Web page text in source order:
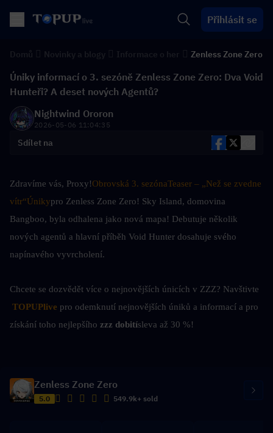
Přihlásit se
Zenless Zone Zero
Úniky informací o 3. sezóně Zenless Zone Zero: Dva Void
Hunteři? A deset nových Agentů?
Nightwind Ororon
2026-05-06 11:04:35
Sdílet na
Zdravíme vás, Proxy!Obrovská 3. sezónaTeaser – „Než se zvedne
vítr“Únikypro Zenless Zone Zero! Sky Island, domovina
Bangboo, byla odhalena jako nová mapa! Debutuje několik
nových agentů a hlavní příběh Void Hunter dosahuje svého
napínavého vyvrcholení.
Chcete se dozvědět více o nejnovějších únicích v ZZZ? Navštivte
TOPUPlive pro odemknutí nejnovějších úniků a informací a pro
získání toho nejlepšího zzz dobitísleva až 30 %!
Zenless Zone Zero
5.0 549.9k+ sold